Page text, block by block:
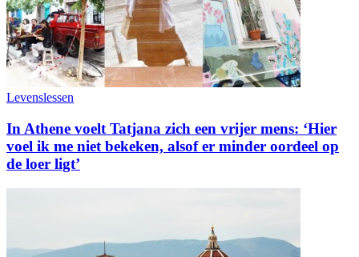
Levenslessen
In Athene voelt Tatjana zich een vrijer mens: ‘Hier
voel ik me niet bekeken, alsof er minder oordeel op
de loer ligt’